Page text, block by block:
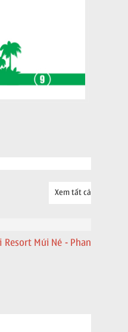
Xem tất cả
Múi Né - Phan